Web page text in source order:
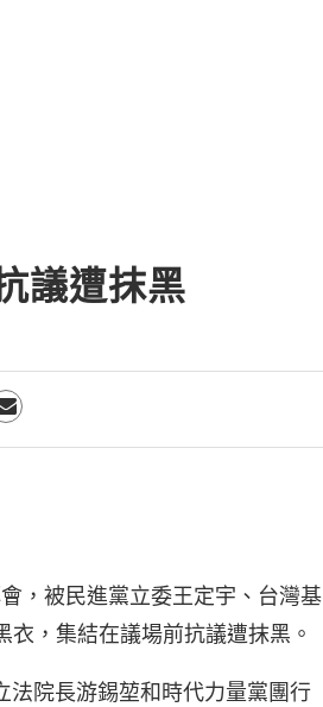
議遭抹黑
，被民進黨立委王定宇、台灣基
，集結在議場前抗議遭抹黑。
法院長游錫堃和時代力量黨團行